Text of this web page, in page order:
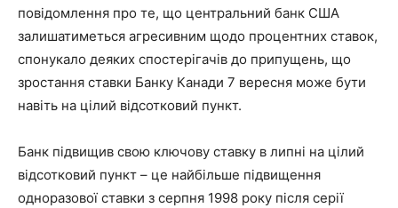
повідомлення про те, що центральний банк США
залишатиметься агресивним щодо процентних ставок,
спонукало деяких спостерігачів до припущень, що
зростання ставки Банку Канади 7 вересня може бути
навіть на цілий відсотковий пункт.
Банк підвищив свою ключову ставку в липні на цілий
відсотковий пункт – це найбільше підвищення
одноразової ставки з серпня 1998 року після серії